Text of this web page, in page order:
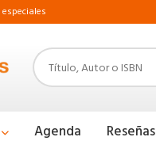
especiales
Agenda Reseñas